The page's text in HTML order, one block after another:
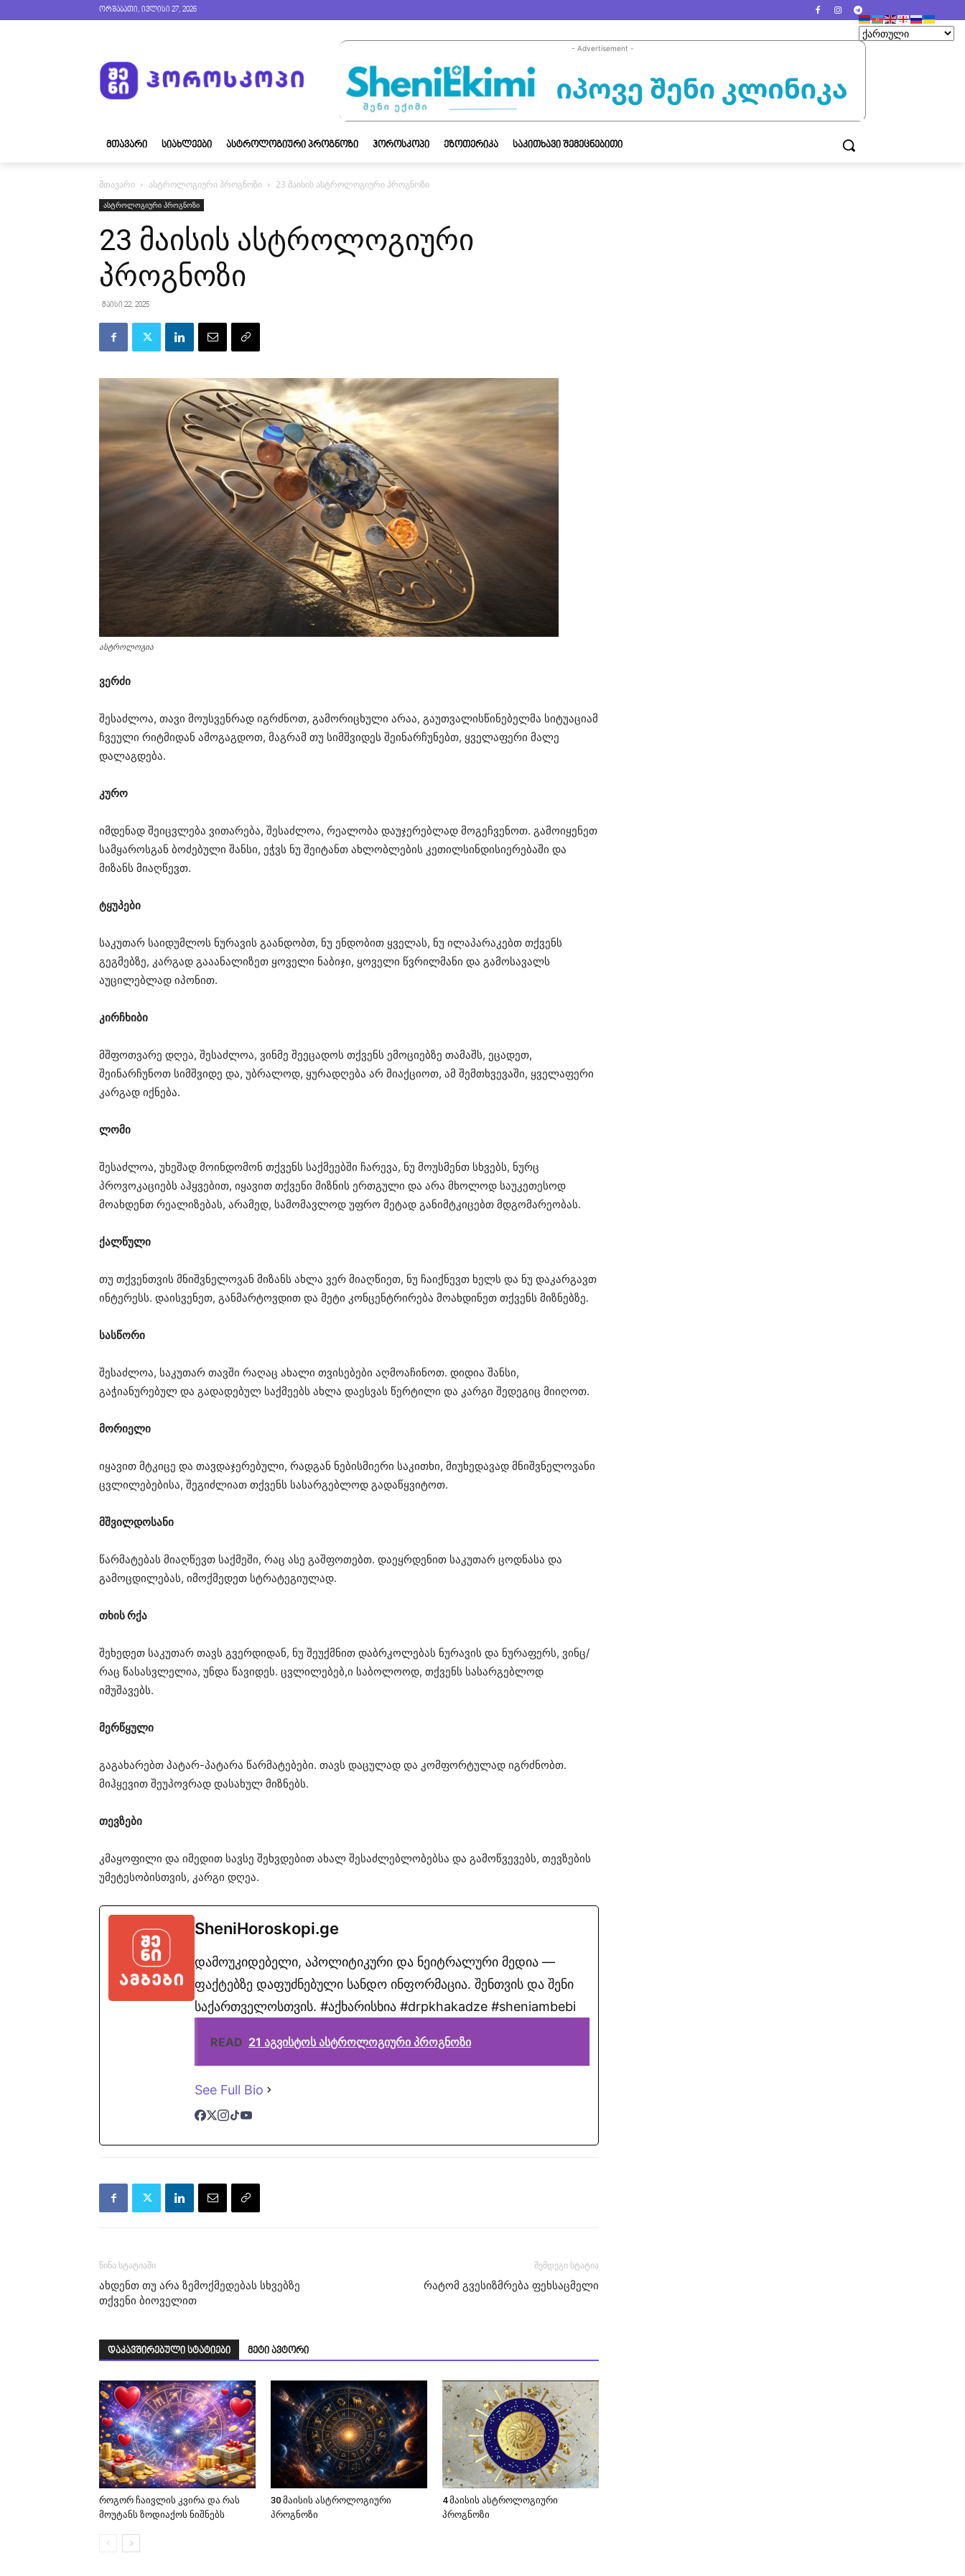
ორშაბათი, ივლისი 27, 2026
- Advertisement -
ᲛᲗᲐᲕᲐᲠᲘ ᲡᲘᲐᲮᲚᲔᲔᲑᲘ ᲐᲡᲢᲠᲝᲚᲝᲒᲘᲣᲠᲘ ᲞᲠᲝᲒᲜᲝᲖᲘ ᲰᲝᲠᲝᲡᲙᲝᲞᲘ ᲔᲖᲝᲗᲔᲠᲘᲙᲐ ᲡᲐᲙᲘᲗᲮᲐᲕᲘ ᲨᲔᲛᲔᲪᲜᲔᲑᲘᲗᲘ
მთავარი ასტროლოგიური პროგნოზი 23 მაისის ასტროლოგიური პროგნოზი
ასტროლოგიური პროგნოზი
23 მაისის ასტროლოგიური
პროგნოზი
მაისი 22, 2025
ასტროლოგია
ვერძი
შესაძლოა, თავი მოუსვენრად იგრძნოთ, გამორიცხული არაა, გაუთვალისწინებელმა სიტუაციამ
ჩვეული რიტმიდან ამოგაგდოთ, მაგრამ თუ სიმშვიდეს შეინარჩუნებთ, ყველაფერი მალე
დალაგდება.
კურო
იმდენად შეიცვლება ვითარება, შესაძლოა, რეალობა დაუჯერებლად მოგეჩვენოთ. გამოიყენეთ
სამყაროსგან ბოძებული შანსი, ეჭვს ნუ შეიტანთ ახლობლების კეთილსინდისიერებაში და
მიზანს მიაღწევთ.
ტყუპები
საკუთარ საიდუმლოს ნურავის გაანდობთ, ნუ ენდობით ყველას, ნუ ილაპარაკებთ თქვენს
გეგმებზე, კარგად გააანალიზეთ ყოველი ნაბიჯი, ყოველი წვრილმანი და გამოსავალს
აუცილებლად იპონით.
კირჩხიბი
მშფოთვარე დღეა, შესაძლოა, ვინმე შეეცადოს თქვენს ემოციებზე თამაშს, ეცადეთ,
შეინარჩუნოთ სიმშვიდე და, უბრალოდ, ყურადღება არ მიაქციოთ, ამ შემთხვევაში, ყველაფერი
კარგად იქნება.
ლომი
შესაძლოა, უხეშად მოინდომონ თქვენს საქმეებში ჩარევა, ნუ მოუსმენთ სხვებს, ნურც
პროვოკაციებს აჰყვებით, იყავით თქვენი მიზნის ერთგული და არა მხოლოდ საუკეთესოდ
მოახდენთ რეალიზებას, არამედ, სამომავლოდ უფრო მეტად განიმტკიცებთ მდგომარეობას.
ქალწული
თუ თქვენთვის მნიშვნელოვან მიზანს ახლა ვერ მიაღწიეთ, ნუ ჩაიქნევთ ხელს და ნუ დაკარგავთ
ინტერესს. დაისვენეთ, განმარტოვდით და მეტი კონცენტრირება მოახდინეთ თქვენს მიზნებზე.
სასწორი
შესაძლოა, საკუთარ თავში რაღაც ახალი თვისებები აღმოაჩინოთ. დიდია შანსი,
გაჭიანურებულ და გადადებულ საქმეებს ახლა დაესვას წერტილი და კარგი შედეგიც მიიღოთ.
მორიელი
იყავით მტკიცე და თავდაჯერებული, რადგან ნებისმიერი საკითხი, მიუხედავად მნიშვნელოვანი
ცვლილებებისა, შეგიძლიათ თქვენს სასარგებლოდ გადაწყვიტოთ.
მშვილდოსანი
წარმატებას მიაღწევთ საქმეში, რაც ასე გაშფოთებთ. დაეყრდენით საკუთარ ცოდნასა და
გამოცდილებას, იმოქმედეთ სტრატეგიულად.
თხის რქა
შეხედეთ საკუთარ თავს გვერდიდან, ნუ შეუქმნით დაბრკოლებას ნურავის და ნურაფერს, ვინც/
რაც წასასვლელია, უნდა წავიდეს. ცვლილებებ,ი საბოლოოდ, თქვენს სასარგებლოდ
იმუშავებს.
მერწყული
გაგახარებთ პატარ-პატარა წარმატებები. თავს დაცულად და კომფორტულად იგრძნობთ.
მიჰყევით შეუპოვრად დასახულ მიზნებს.
თევზები
კმაყოფილი და იმედით სავსე შეხვდებით ახალ შესაძლებლობებსა და გამოწვევებს, თევზების
უმეტესობისთვის, კარგი დღეა.
SheniHoroskopi.ge
დამოუკიდებელი, აპოლიტიკური და ნეიტრალური მედია —
ფაქტებზე დაფუძნებული სანდო ინფორმაცია. შენთვის და შენი
საქართველოსთვის. #აქხარისხია #drpkhakadze #sheniambebi
READ 21 აგვისტოს ასტროლოგიური პროგნოზი
See Full Bio
წინა სტატიაში
ახდენთ თუ არა ზემოქმედებას სხვებზე
თქვენი ბიოველით
შემდეგი სტატია
რატომ გვესიზმრება ფეხსაცმელი
დაკავშირებული სტატიები მეტი ავტორი
როგორ ჩაივლის კვირა და რას
მოუტანს ზოდიაქოს ნიშნებს
30 მაისის ასტროლოგიური
პროგნოზი
4 მაისის ასტროლოგიური
პროგნოზი